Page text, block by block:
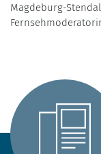
Magdeburg-